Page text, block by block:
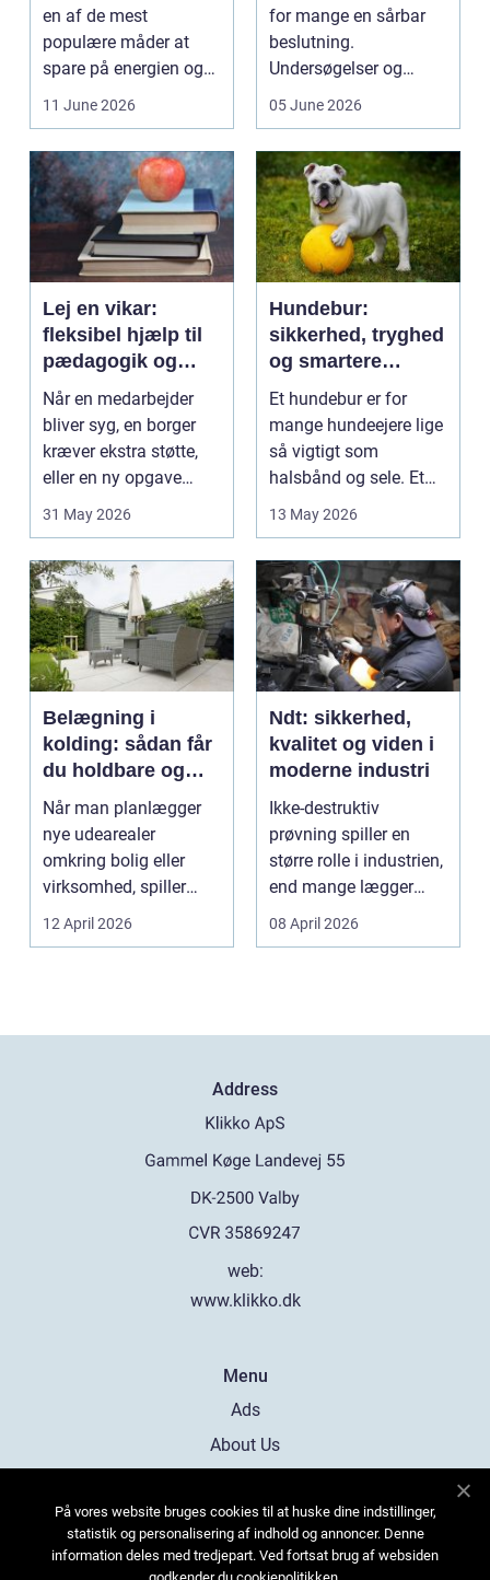
en af de mest
populære måder at
spare på energien og
få et bedre indeklima
11 June 2026
for mange en sårbar
beslutning.
Undersøgelser og
behandlinger foregår i
05 June 2026
Lej en vikar:
fleksibel hjælp til
pædagogik og
sundhed
Når en medarbejder
bliver syg, en borger
kræver ekstra støtte,
eller en ny opgave
opstår fra dag til...
31 May 2026
Hundebur:
sikkerhed, tryghed
og smartere
hverdag med hund
Et hundebur er for
mange hundeejere lige
så vigtigt som
halsbånd og sele. Et
godt bur gi...
13 May 2026
Belægning i
kolding: sådan får
du holdbare og
flotte udearealer
Når man planlægger
nye udearealer
omkring bolig eller
virksomhed, spiller
belægningen en helt
centra...
12 April 2026
Ndt: sikkerhed,
kvalitet og viden i
moderne industri
Ikke-destruktiv
prøvning spiller en
større rolle i industrien,
end mange lægger
mærke til i hverdage...
08 April 2026
Address
web:
www.klikko.dk
Menu
Ads
About Us
Contact
Sitemap
På vores website bruges cookies til at huske dine indstillinger,
statistik og personalisering af indhold og annoncer. Denne
information deles med tredjepart. Ved fortsat brug af websiden